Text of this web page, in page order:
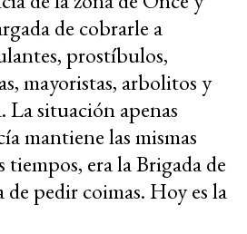
de cobrarle a
prostíbulos,
mayoristas, arbolitos y
La situación apenas
mantiene las mismas
tiempos, era la Brigada de
de pedir coimas. Hoy es la